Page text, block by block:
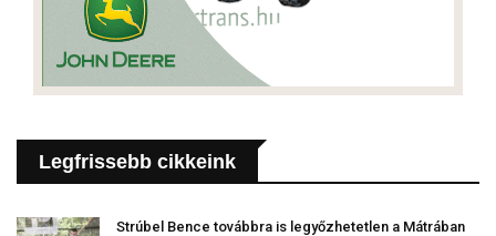
Legfrissebb cikkeink
Strúbel Bence továbbra is legyőzhetetlen a Mátrában